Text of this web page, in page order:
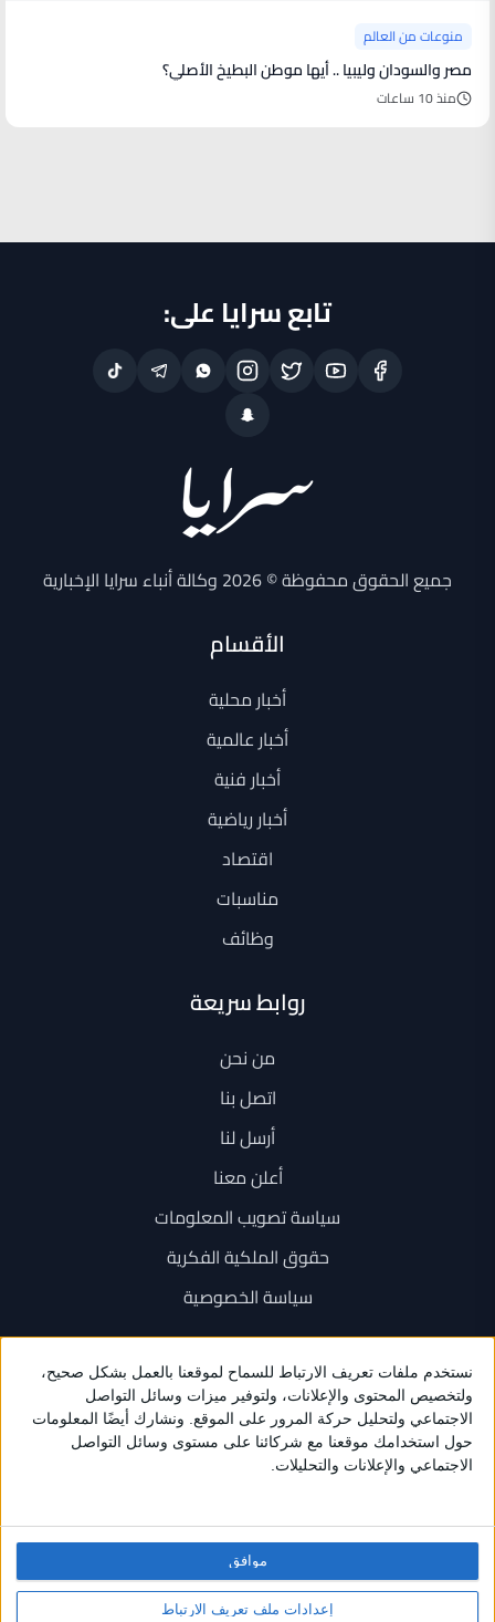
موافق
منوعات من العالم
مصر والسودان وليبيا .. أيها موطن البطيخ الأصلي؟
منذ 10 ساعات
تابع سرايا على:
جميع الحقوق محفوظة © 2026 وكالة أنباء سرايا الإخبارية
الأقسام
أخبار محلية
أخبار عالمية
أخبار فنية
أخبار رياضية
اقتصاد
مناسبات
وظائف
روابط سريعة
من نحن
اتصل بنا
أرسل لنا
أعلن معنا
سياسة تصويب المعلومات
حقوق الملكية الفكرية
سياسة الخصوصية
اتصل بنا
+962 6 534 1777
+962 79 202 7000
برمجة واستضافة وتصميم